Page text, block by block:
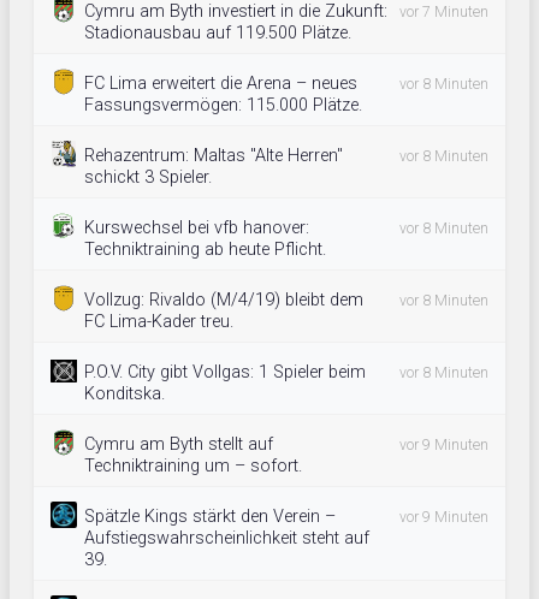
Cymru am Byth investiert in die Zukunft:
Stadionausbau auf 119.500 Plätze.
vor 7 Minuten
FC Lima erweitert die Arena – neues
Fassungsvermögen: 115.000 Plätze.
vor 8 Minuten
Rehazentrum: Maltas "Alte Herren"
schickt 3 Spieler.
vor 8 Minuten
Kurswechsel bei vfb hanover:
Techniktraining ab heute Pflicht.
vor 8 Minuten
Vollzug: Rivaldo (M/4/19) bleibt dem
FC Lima-Kader treu.
vor 8 Minuten
P.O.V. City gibt Vollgas: 1 Spieler beim
Konditska.
vor 8 Minuten
Cymru am Byth stellt auf
Techniktraining um – sofort.
vor 9 Minuten
Spätzle Kings stärkt den Verein –
Aufstiegswahrscheinlichkeit steht auf
39.
vor 9 Minuten